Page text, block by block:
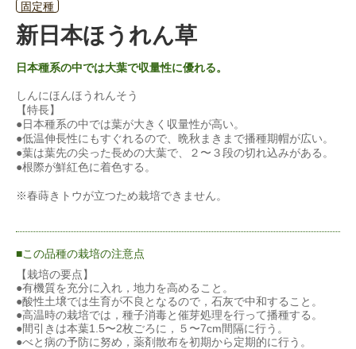
固定種
新日本ほうれん草
日本種系の中では大葉で収量性に優れる。
しんにほんほうれんそう
【特長】
●日本種系の中では葉が大きく収量性が高い。
●低温伸長性にもすぐれるので、晩秋まきまで播種期帽が広い。
●葉は葉先の尖った長めの大葉で、２〜３段の切れ込みがある。
●根際が鮮紅色に着色する。
※春蒔きトウが立つため栽培できません。
この品種の栽培の注意点
【栽培の要点】
●有機質を充分に入れ，地力を高めること。
●酸性土壌では生育が不良となるので，石灰で中和すること。
●高温時の栽培では，種子消毒と催芽処理を行って播種する。
●間引きは本葉1.5〜2枚ごろに，５〜7cm間隔に行う。
●べと病の予防に努め，薬剤散布を初期から定期的に行う。